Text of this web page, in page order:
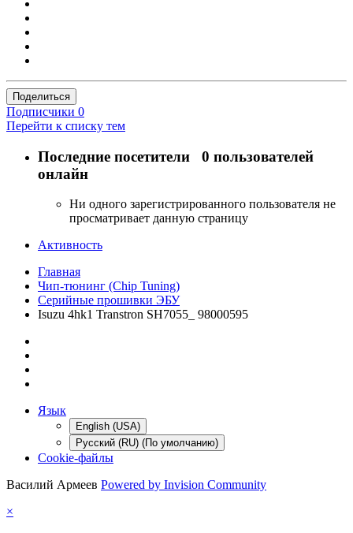
Поделиться
Подписчики 0
Перейти к списку тем
Последние посетители 0 пользователей
онлайн
Ни одного зарегистрированного пользователя не
просматривает данную страницу
Активность
Главная
Чип-тюнинг (Chip Tuning)
Серийные прошивки ЭБУ
Isuzu 4hk1 Transtron SH7055_ 98000595
Язык
English (USA)
Русский (RU) (По умолчанию)
Cookie-файлы
Василий Армеев Powered by Invision Community
×